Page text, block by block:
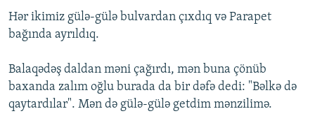
Hәr ikimiz gülә-gülә bulvardan çıxdıq vә Parapet
bağında ayrıldıq.
Balaqәdәş daldan mәni çağırdı, mәn buna çönüb
baxanda zalım oğlu burada da bir dәfә dedi: "Bәlkә dә
qaytardılar". Mәn dә gülә-gülә getdim mәnzilimә.